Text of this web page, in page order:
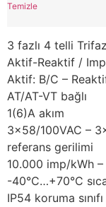
Temizle
3 fazlı 4 telli
Aktif-Reaktif /
Aktif: B/C –
AT/AT-VT bağlı
1(6)A akım
3×58/100VAC –
referans gerilimi
10.000 imp/kWh
-40°C…+70°C
IP54 koruma sınıfı